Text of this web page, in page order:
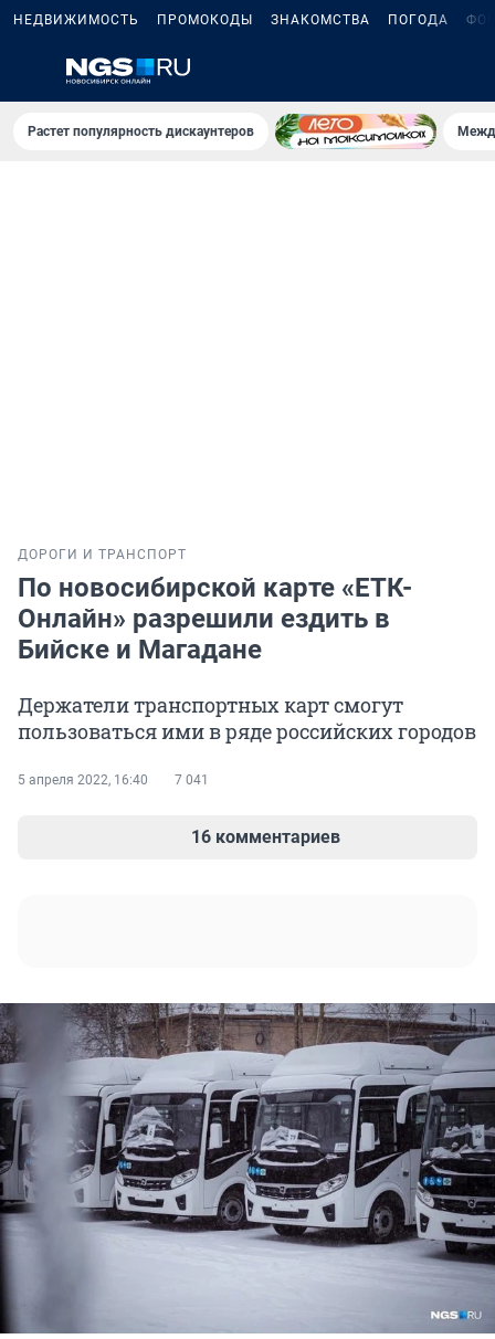
НЕДВИЖИМОСТЬ ПРОМОКОДЫ ЗНАКОМСТВА ПОГОДА
Растет популярность дискаунтеров
ДОРОГИ И ТРАНСПОРТ
По новосибирской карте «ЕТК-
Онлайн» разрешили ездить в
Бийске и Магадане
Держатели транспортных карт смогут
пользоваться ими в ряде российских городов
5 апреля 2022, 16:40 7 041
16 комментариев